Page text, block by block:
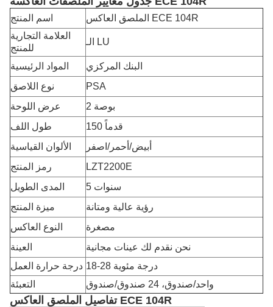
اسم المنتج
الملصق العاكس ECE 104R
العلامة التجارية
للمنتج
الـ LU
المواد الرئيسية
البنك المركزي
نوع اللاصق
PSA
عرض اللوحة
2 بوصة
طول اللف
150 قدماً
الألوان القياسية
أبيض/أحمر/اصفر
رمز المنتج
LZT2200E
المدى الطويل
5 سنوات
ميزة المنتج
رؤية عالية ومتانة
النوع العاكس
مصغرة
العينة
نحن نقدم لك عينات مجانية
درجة حرارة العمل
18-28 درجة مئوية
التعبئة
واحد/صندوق، 24 صندوق/صندوق
تفاصيل الملصق العاكس ECE 104R